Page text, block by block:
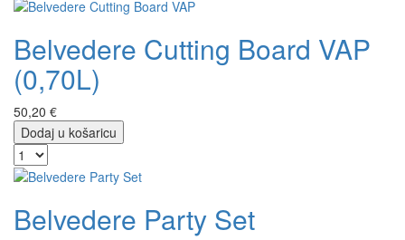
Belvedere Cutting Board VAP
(0,70L)
50,20 €
Dodaj u košaricu
Belvedere Party Set